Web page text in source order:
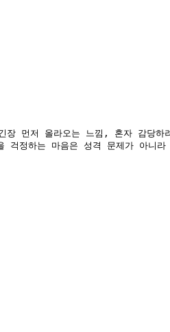
장 먼저 올라오는 느낌, 혼자 감당
걱정하는 마음은 성격 문제가 아